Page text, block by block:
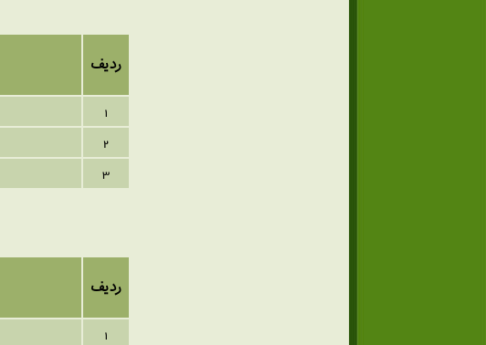
ردیف
1
2
3
ردیف
1